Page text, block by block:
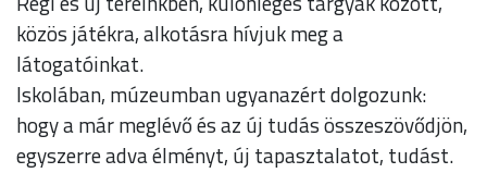
közös játékra, alkotásra hívjuk meg a
látogatóinkat.
Iskolában, múzeumban ugyanazért dolgozunk:
hogy a már meglévő és az új tudás összeszövődjön,
egyszerre adva élményt, új tapasztalatot, tudást.